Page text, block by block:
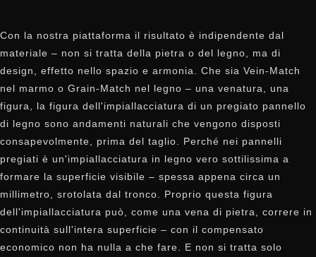
Con la nostra piattaforma il risultato è indipendente dal
materiale – non si tratta della pietra o del legno, ma di
design, effetto nello spazio e armonia. Che sia Vein-Match
nel marmo o Grain-Match nel legno – una venatura, una
figura, la figura dell'impiallacciatura di un pregiato pannello
di legno sono andamenti naturali che vengono disposti
consapevolmente, prima del taglio. Perché nei pannelli
pregiati è un'impiallacciatura in legno vero sottilissima a
formare la superficie visibile – spessa appena circa un
millimetro, srotolata dal tronco. Proprio questa figura
dell'impiallacciatura può, come una vena di pietra, correre in
continuità sull'intera superficie – con il compensato
economico non ha nulla a che fare. E non si tratta solo